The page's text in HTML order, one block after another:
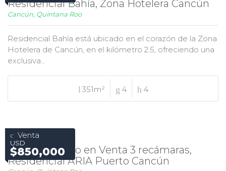
Residencial Bahía, Zona Hotelera Cancún
Cancún, Quintana Roo
Residencial Bahía está ubicado en el corazón de la Zona
Hotelera de Cancún, en el kilómetro 2.5, ofreciendo una
exclusiva...
351m² 4 4
Venta
USD
$850,000
Departamento en Venta 3 recámaras,
Residencial ARIA Puerto Cancún